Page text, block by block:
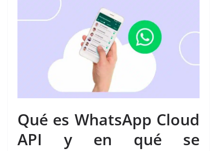
Qué es WhatsApp Cloud
API y en qué se